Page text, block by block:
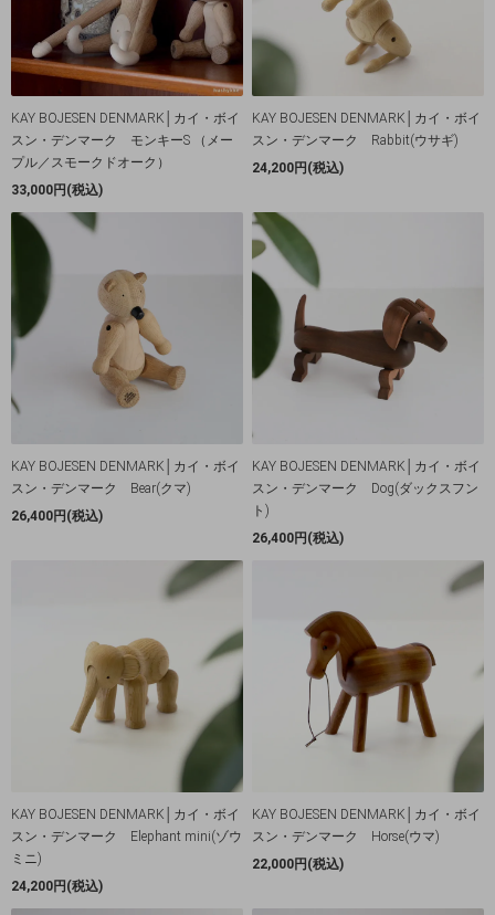
KAY BOJESEN DENMARK│カイ・ボイ
スン・デンマーク モンキーS （メー
プル／スモークドオーク）
33,000円(税込)
KAY BOJESEN DENMARK│カイ・ボイ
スン・デンマーク Rabbit(ウサギ)
24,200円(税込)
KAY BOJESEN DENMARK│カイ・ボイ
スン・デンマーク Bear(クマ)
26,400円(税込)
KAY BOJESEN DENMARK│カイ・ボイ
スン・デンマーク Dog(ダックスフン
ト)
26,400円(税込)
KAY BOJESEN DENMARK│カイ・ボイ
スン・デンマーク Elephant mini(ゾウ
ミニ)
24,200円(税込)
KAY BOJESEN DENMARK│カイ・ボイ
スン・デンマーク Horse(ウマ)
22,000円(税込)